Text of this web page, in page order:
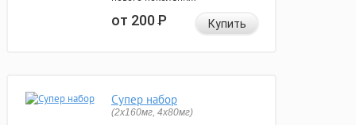
от 200Р Купить
Супер набор
(2х160мг, 4х80мг)